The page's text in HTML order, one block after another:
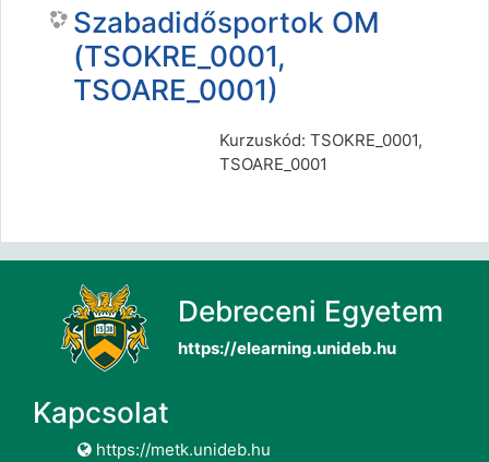
Szabadidősportok OM
(TSOKRE_0001,
TSOARE_0001)
Kurzuskód: TSOKRE_0001,
TSOARE_0001
Debreceni Egyetem
https://elearning.unideb.hu
Kapcsolat
https://metk.unideb.hu